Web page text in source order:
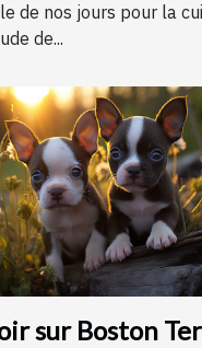
de nos jours pour la
de...
sur Boston